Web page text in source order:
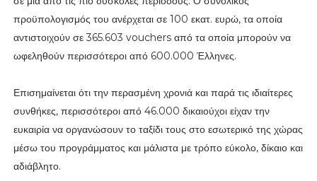
προϋπολογισμός του ανέρχεται σε 100 εκατ. ευρώ, τα οποία
αντιστοιχούν σε 365.603 vouchers από τα οποία μπορούν να
ωφεληθούν περισσότεροι από 600.000 Έλληνες.
Επισημαίνεται ότι την περασμένη χρονιά και παρά τις ιδιαίτερες
συνθήκες, περισσότεροι από 46.000 δικαιούχοι είχαν την
ευκαιρία να οργανώσουν το ταξίδι τους στο εσωτερικό της χώρας
μέσω του προγράμματος και μάλιστα με τρόπο εύκολο, δίκαιο και
αδιάβλητο.